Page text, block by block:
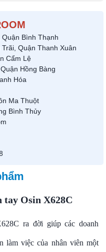
Bình Thạnh
Quận Thanh Xuân
Cẩm Lệ
Hồng Bàng
Hóa
Ma Thuột
Bình Thủy
tay Osin X628C
ra đời giúp các doanh
làm việc của nhân viên một